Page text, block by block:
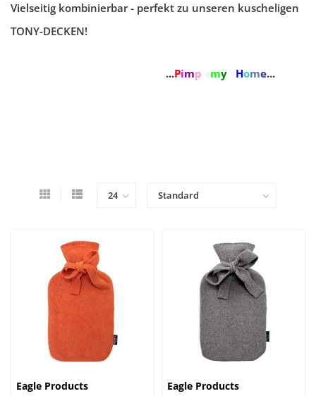
Vielseitig kombinierbar - perfekt zu unseren kuscheligen
TONY-DECKEN!
...Pimp my Home...
Eagle Products
Eagle Products